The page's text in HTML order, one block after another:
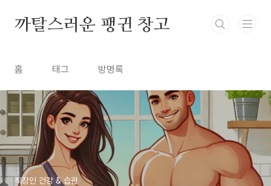
까탈스러운 팽귄 창고
홈 태그 방명록
직장인 건강 & 습관